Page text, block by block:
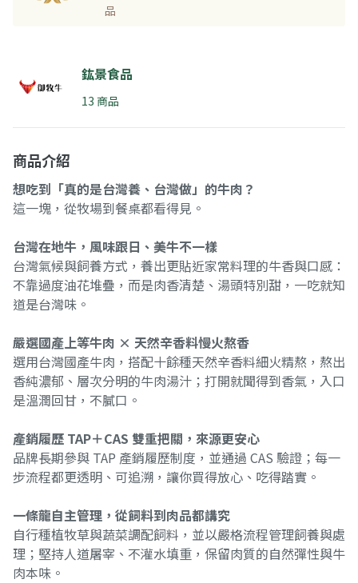
品
鈜景食品
13 商品
商品介紹
想吃到「真的是台灣養、台灣做」的牛肉？
這一塊，從牧場到餐桌都看得見。
台灣在地牛，風味跟日、美牛不一樣
台灣氣候與飼養方式，養出更貼近家常料理的牛香與口感：
不靠過度油花堆疊，而是肉香清楚、湯頭特別甜，一吃就知
道是台灣味。
嚴選國產上等牛肉 × 天然辛香料慢火熬香
選用台灣國產牛肉，搭配十餘種天然辛香料細火精熬，熬出
香純濃郁、層次分明的牛肉湯汁；打開就聞得到香氣，入口
是溫潤回甘，不膩口。
產銷履歷 TAP＋CAS 雙重把關，來源更安心
品牌長期參與 TAP 產銷履歷制度，並通過 CAS 驗證；每一
步流程都更透明、可追溯，讓你買得放心、吃得踏實。
一條龍自主管理，從飼料到肉品都講究
自行種植牧草與蔬菜調配飼料，並以嚴格流程管理飼養與處
理；堅持人道屠宰、不灌水填重，保留肉質的自然彈性與牛
肉本味。